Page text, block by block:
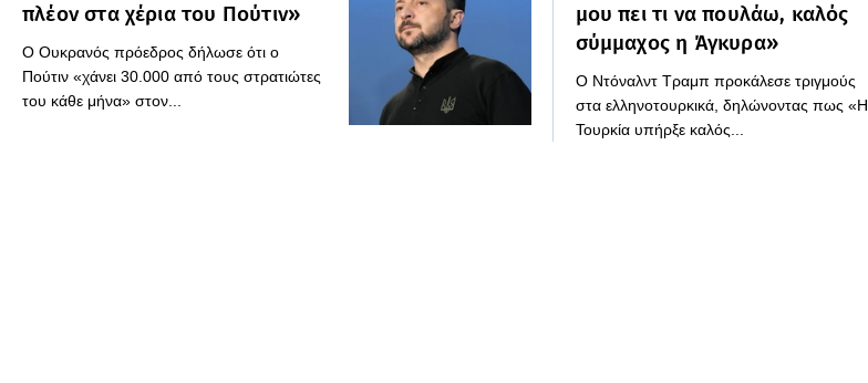
πλέον στα χέρια του Πούτιν»
Ο Ουκρανός πρόεδρος δήλωσε ότι ο
Πούτιν «χάνει 30.000 από τους στρατιώτες
του κάθε μήνα» στον...
μου πει τι να πουλάω, καλός
σύμμαχος η Άγκυρα»
Ο Ντόναλντ Τραμπ προκάλεσε τριγμούς
στα ελληνοτουρκικά, δηλώνοντας πως «Η
Τουρκία υπήρξε καλός...